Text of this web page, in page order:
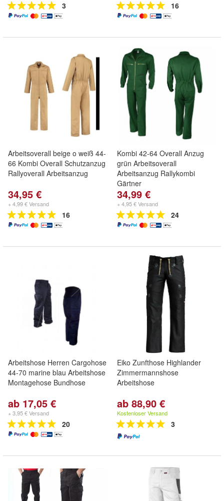
3 16
Arbeitsoverall beige o weiß 44-
66 Kombi Overall Schutzanzug
Rallyoverall Arbeitsanzug
34,95 €
+ 4,99 € Versand
16
Kombi 42-64 Overall Anzug
grün Arbeitsoverall
Arbeitsanzug Rallykombi
Gärtner
34,99 €
+ 4,95 € Versand
24
Arbeitshose Herren Cargohose
44-70 marine blau Arbeitshose
Montagehose Bundhose
ab 17,05 €
+ 3,95 € Versand
20
Eiko Zunfthose Highlander
Zimmermannshose
Arbeitshose
ab 88,90 €
Kostenloser Versand
3